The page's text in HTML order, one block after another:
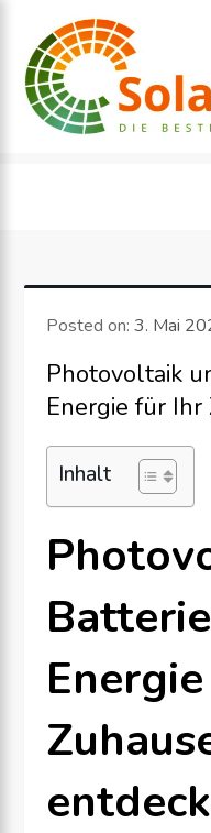
content
Posted on:3. Mai
Photovoltaik
Energie für Ihr
Inhalt